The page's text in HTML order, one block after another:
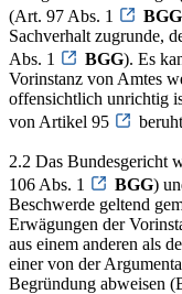
(Art. 97 Abs. 1
BGG
Sachverhalt zugrunde,
Abs. 1
BGG). Es
Vorinstanz von Amtes
offensichtlich unrichtig
von Artikel 95
2.2 Das Bundesgericht
106 Abs. 1
BGG)
Beschwerde geltend
Erwägungen der
aus einem anderen als
einer von der
Begründung abweisen